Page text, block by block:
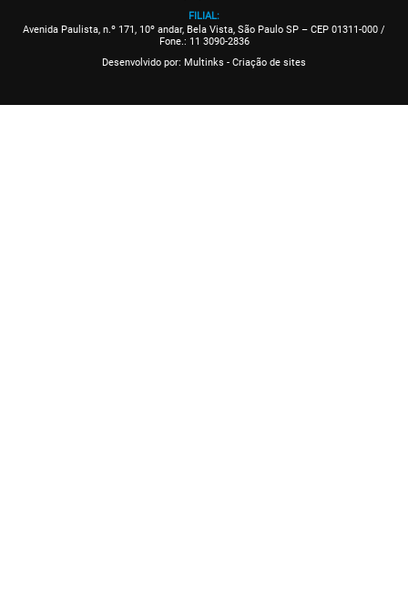
FILIAL:
Avenida Paulista, n.º 171, 10º andar, Bela Vista, São Paulo SP – CEP 01311-000 /
Fone.: 11 3090-2836
Desenvolvido por: Multinks - Criação de sites